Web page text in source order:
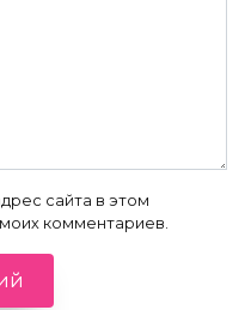
сайта в этом
комментариев.